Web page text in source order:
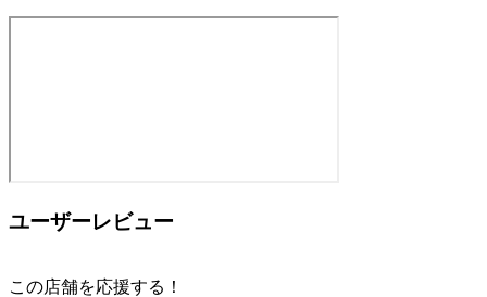
ユーザーレビュー
この店舗を応援する！